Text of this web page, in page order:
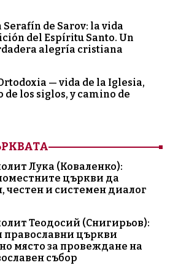
de Sarov: la vida
del Espíritu Santo. Un
alegría cristiana
— vida de la Iglesia,
los siglos, y camino de
Лука (Коваленко):
църкви да
честен и системен диалог
Теодосий (Снигирьов):
православни църкви
място за провеждане на
събор